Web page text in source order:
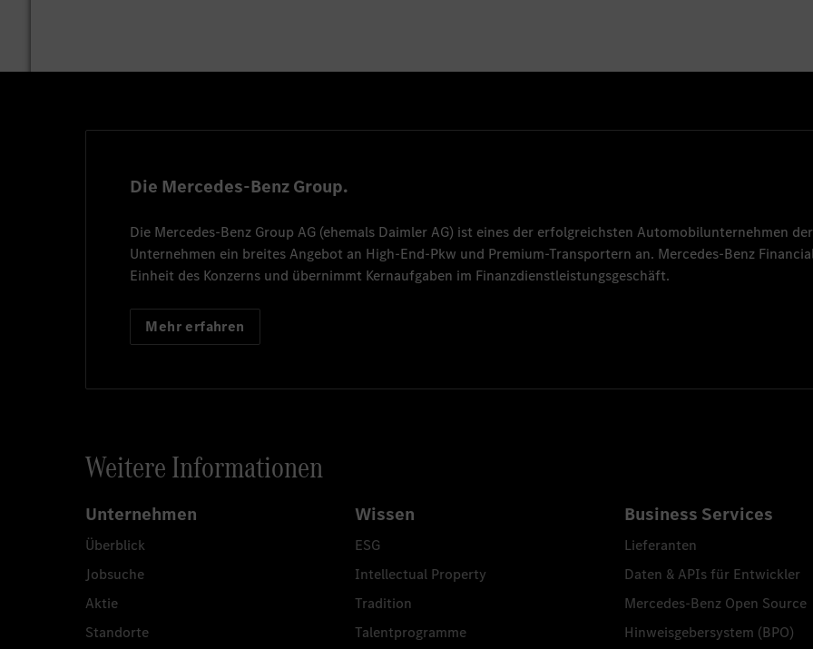
Die Mercedes-Benz Group.
Die Mercedes-Benz Group AG (ehemals Daimler AG) ist eines der erfolgreichsten Automobilunternehmen
Unternehmen ein breites Angebot an High-End-Pkw und Premium-Transportern an. Mercedes-Benz
Einheit des Konzerns und übernimmt Kernaufgaben im Finanzdienstleistungsgeschäft.
Mehr erfahren
Weitere Informationen
Unternehmen
Überblick
Jobsuche
Aktie
Standorte
Wissen
ESG
Intellectual Property
Tradition
Talentprogramme
Business Services
Lieferanten
Daten & APIs für Entwickler
Mercedes-Benz Open Source
Hinweisgebersystem (BPO)